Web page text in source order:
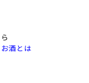
酒とは